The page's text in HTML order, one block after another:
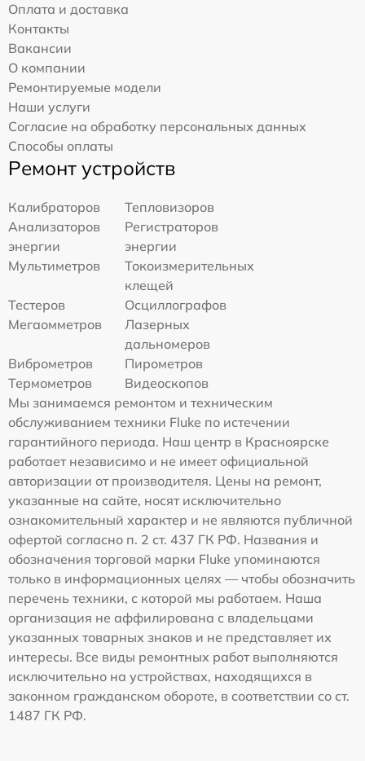
Оплата и доставка
Контакты
Вакансии
О компании
Ремонтируемые модели
Наши услуги
Согласие на обработку персональных данных
Способы оплаты
Ремонт устройств
Калибраторов
Тепловизоров
Анализаторов
энергии
Регистраторов
энергии
Мультиметров
Токоизмерительных
клещей
Тестеров
Осциллографов
Мегаомметров
Лазерных
дальномеров
Виброметров
Пирометров
Термометров
Видеоскопов
Мы занимаемся ремонтом и техническим
обслуживанием техники Fluke по истечении
гарантийного периода. Наш центр в Красноярске
работает независимо и не имеет официальной
авторизации от производителя. Цены на ремонт,
указанные на сайте, носят исключительно
ознакомительный характер и не являются публичной
офертой согласно п. 2 ст. 437 ГК РФ. Названия и
обозначения торговой марки Fluke упоминаются
только в информационных целях — чтобы обозначить
перечень техники, с которой мы работаем. Наша
организация не аффилирована с владельцами
указанных товарных знаков и не представляет их
интересы. Все виды ремонтных работ выполняются
исключительно на устройствах, находящихся в
законном гражданском обороте, в соответствии со ст.
1487 ГК РФ.